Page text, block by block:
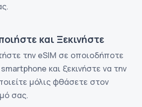
και Ξεκινήστε
την eSIM σε οποιοδήποτε
και ξεκινήστε να την
μόλις φθάσετε στον
σας.